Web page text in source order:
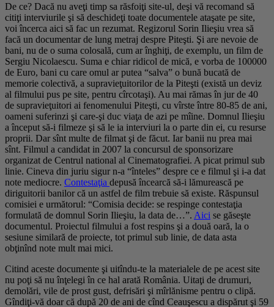
De ce? Dacă nu aveţi timp sa răsfoiţi site-ul, deşi vă recomand să
citiţi interviurile şi să deschideţi toate documentele ataşate pe site,
voi încerca aici să fac un rezumat. Regizorul Sorin Ilieşiu vrea să
facă un documentar de lung metraj despre Piteşti. Şi are nevoie de
bani, nu de o suma colosală, cum ar înghiţi, de exemplu, un film de
Sergiu Nicolaescu. Suma e chiar ridicol de mică, e vorba de 100000
de Euro, bani cu care omul ar putea “salva” o bună bucată de
memorie colectivă, a supravieţuitorilor de la Piteşti (există un deviz
al filmului pus pe site, pentru cîrcotaşi). Au mai rămas în jur de 40
de supravieţuitori ai fenomenului Piteşti, cu vîrste între 80-85 de ani,
oameni suferinzi şi care-şi duc viaţa de azi pe mîine. Domnul Ilieşiu
a început să-i filmeze şi să le ia interviuri la o parte din ei, cu resurse
proprii. Dar sînt multe de filmat şi de făcut. Iar banii nu prea mai
sînt. Filmul a candidat in 2007 la concursul de sponsorizare
organizat de Centrul national al Cinematografiei. A picat primul sub
linie. Cineva din juriu sigur n-a “înteles” despre ce e filmul şi i-a dat
note mediocre. Contestaţia depusă încearcă să-i lămurească pe
diriguitorii banilor că un astfel de film trebuie să existe. Răspunsul
comisiei e următorul: “Comisia decide: se respinge contestaţia
formulată de domnul Sorin Ilieşiu, la data de…”. Aici se găseşte
documentul. Proiectul filmului a fost respins şi a două oară, la o
sesiune similară de proiecte, tot primul sub linie, de data asta
obţinînd note mult mai mici.
Citind aceste documente şi uitîndu-te la materialele de pe acest site
nu poţi să nu înţelegi în ce hal arată România. Uitaţi de drumuri,
demolări, vile de prost gust, defrisări şi mîrlănisme pentru o clipă.
Gîndiţi-vă doar că după 20 de ani de cînd Ceauşescu a dispărut şi 59